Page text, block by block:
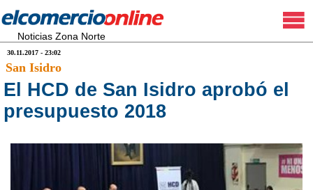
Noticias Zona Norte
30.11.2017 - 23:02
San Isidro
El HCD de San Isidro aprobó el
presupuesto 2018